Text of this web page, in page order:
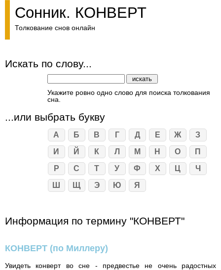
Сонник. КОНВЕРТ
Толкование снов онлайн
Искать по слову...
Укажите ровно одно слово для поиска толкования
сна.
...или выбрать букву
А Б В Г Д Е Ж
З
И
Й К Л М Н О
П
Р
С Т У Ф Х Ц
Ч
Ш
Щ Э Ю Я
Информация по термину "КОНВЕРТ"
КОНВЕРТ (по Миллеру)
Увидеть конверт во сне - предвестье не очень радостных